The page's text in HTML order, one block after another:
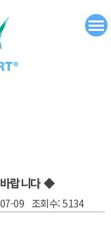
랍니다 ◆
09 조회수: 5134